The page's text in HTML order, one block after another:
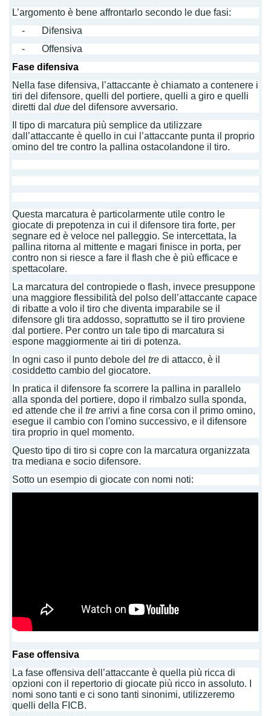
L’argomento è bene affrontarlo secondo le due fasi:
- Difensiva
- Offensiva
Fase difensiva
Nella fase difensiva, l’attaccante è chiamato a contenere i
tiri del difensore, quelli del portiere, quelli a giro e quelli
diretti daldue del difensore avversario.
Il tipo di marcatura più semplice da utilizzare
dall’attaccante è quello in cui l’attaccante punta il proprio
omino del tre contro la pallina ostacolandone il tiro.
Questa marcatura è particolarmente utile contro le
giocate di prepotenza in cui il difensore tira forte, per
segnare ed è veloce nel palleggio. Se intercettata, la
pallina ritorna al mittente e magari finisce in porta, per
contro non si riesce a fare il flash che è più efficace e
spettacolare.
La marcatura del contropiede o flash, invece presuppone
una maggiore flessibilità del polso dell’attaccante capace
di ribatte a volo il tiro che diventa imparabile se il
difensore gli tira addosso, soprattutto se il tiro proviene
dal portiere. Per contro un tale tipo di marcatura si
espone maggiormente ai tiri di potenza.
In ogni caso il punto debole deltre di attacco, è il
cosiddetto cambio del giocatore.
In pratica il difensore fa scorrere la pallina in parallelo
alla sponda del portiere, dopo il rimbalzo sulla sponda,
ed attende che iltre arrivi a fine corsa con il primo omino,
esegue il cambio con l'omino successivo, e il difensore
tira proprio in quel momento.
Questo tipo di tiro si copre con la marcatura organizzata
tra mediana e socio difensore.
Sotto un esempio di giocate con nomi noti:
Fase offensiva
La fase offensiva dell’attaccante è quella più ricca di
opzioni con il repertorio di giocate più ricco in assoluto. I
nomi sono tanti e ci sono tanti sinonimi, utilizzeremo
quelli della FICB.